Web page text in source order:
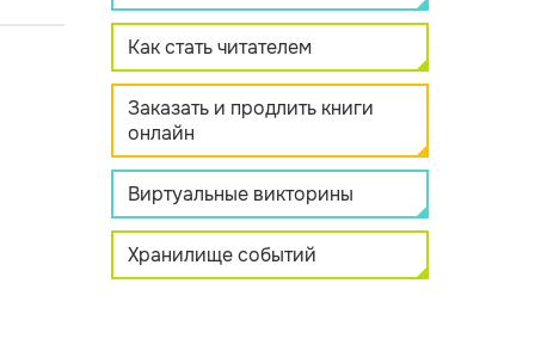
Как стать читателем
Заказать и продлить книги
онлайн
Виртуальные викторины
Хранилище событий